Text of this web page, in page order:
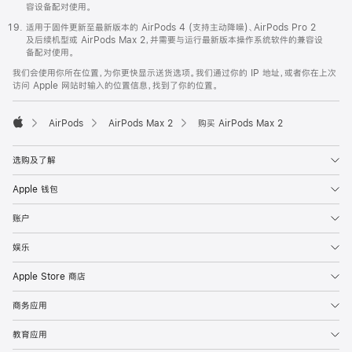
容设备配对使用。
适用于固件更新至最新版本的 AirPods 4 (支持主动降噪)、AirPods Pro 2
及后续机型或 AirPods Max 2，并需要与运行最新版本操作系统软件的兼容设
备配对使用。
我们会使用你所在位置，为你更快显示送货选项。我们通过你的 IP 地址，或者你在上次
访问 Apple 网站时输入的位置信息，找到了你的位置。
AirPods AirPods Max 2 购买 AirPods Max 2
选购及了解
Apple 钱包
账户
娱乐
Apple Store 商店
商务应用
教育应用